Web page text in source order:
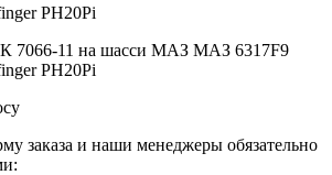
7066-11 на шасси МАЗ МАЗ 6317F9
PH20Pi
заказа и наши менеджеры обязательно